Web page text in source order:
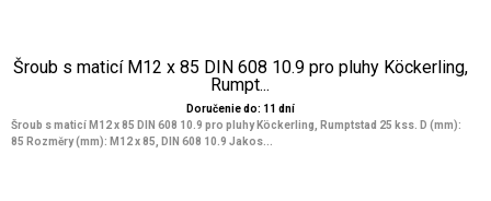
Šroub s maticí M12 x 85 DIN 608 10.9 pro pluhy Köckerling,
Rumpt...
Doručenie do: 11 dní
Šroub s maticí M12 x 85 DIN 608 10.9 pro pluhy Köckerling, Rumptstad 25 kss. D (mm):
85 Rozměry (mm): M12 x 85, DIN 608 10.9 Jakos...